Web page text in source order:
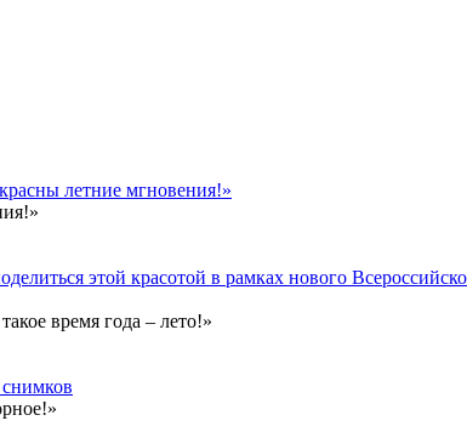
летние мгновения!»
этой красотой в рамках нового
время года – лето!»